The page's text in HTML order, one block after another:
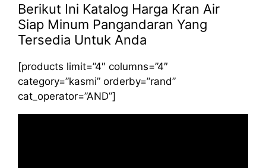
Berikut Ini Katalog Harga Kran Air
Siap Minum Pangandaran Yang
Tersedia Untuk Anda
[products limit=”4″ columns=”4″
category=”kasmi” orderby=”rand”
cat_operator=”AND”]